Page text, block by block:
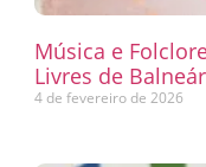
Música e
Livres de
4 de fevereiro de 2026